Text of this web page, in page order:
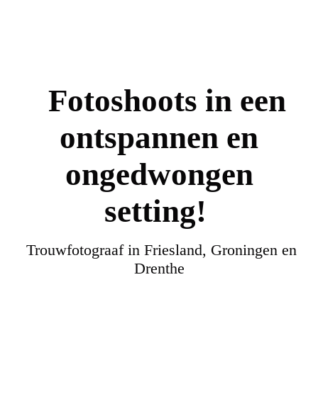
Fotoshoots in een
ontspannen en
ongedwongen
setting!
Trouwfotograaf in Friesland, Groningen en
Drenthe